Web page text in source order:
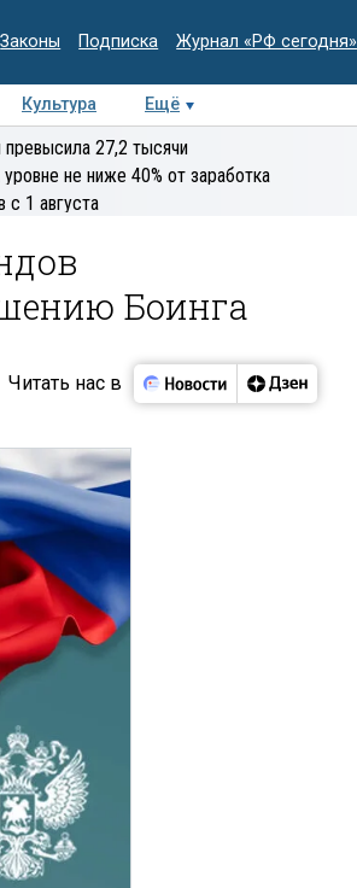
Законы Подписка Журнал «РФ сегодня»
Культура Ещё
Колумнисты
экспертиза
27,2 тысячи
не ниже 40% от заработка
с 1 августа
Боинга
Читать нас в